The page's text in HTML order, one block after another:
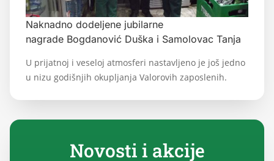
Naknadno dodeljene jubilarne
nagrade Bogdanović Duška i Samolovac Tanja
U prijatnoj i veseloj atmosferi nastavljeno je još jedno
u nizu godišnjih okupljanja Valorovih zaposlenih.
Novosti i akcije